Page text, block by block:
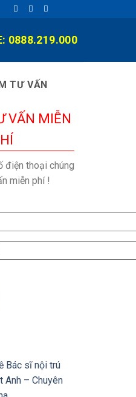
0888.219.000
TƯ VẤN
VẤN MIỄN
điện thoại chúng
miễn phí !
Bác sĩ nội trú
Anh – Chuyên